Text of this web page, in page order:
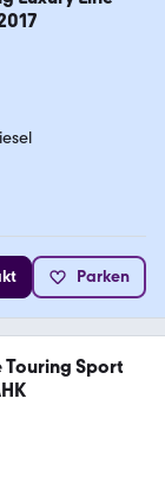
Parken
Touring Sport